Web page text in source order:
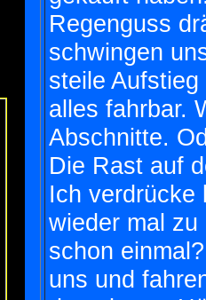
Regenguss
schwingen
steile
alles fahrbar.
Abschnitte.
Die Rast auf
Ich verdrücke
wieder mal
schon
uns und